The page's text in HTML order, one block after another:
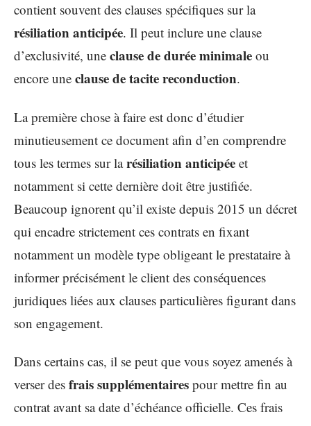
contient souvent des clauses spécifiques sur la
résiliation anticipée. Il peut inclure une clause
d’exclusivité, une clause de durée minimale ou
encore une clause de tacite reconduction.
La première chose à faire est donc d’étudier
minutieusement ce document afin d’en comprendre
tous les termes sur larésiliation anticipée et
notamment si cette dernière doit être justifiée.
Beaucoup ignorent qu’il existe depuis 2015 un décret
qui encadre strictement ces contrats en fixant
notamment un modèle type obligeant le prestataire à
informer précisément le client des conséquences
juridiques liées aux clauses particulières figurant dans
son engagement.
Dans certains cas, il se peut que vous soyez amenés à
verser des frais supplémentaires pour mettre fin au
contrat avant sa date d’échéance officielle. Ces frais